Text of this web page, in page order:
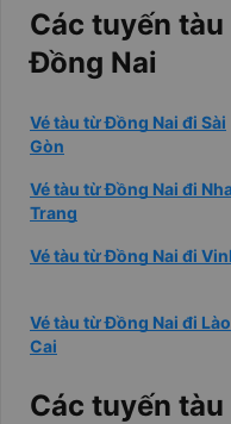
Các tuyến
Đồng Nai
Vé tàu từ Đồng Nai đi Sài
Gòn
Vé tàu từ Đồng Nai đi
Trang
Vé tàu từ Đồng Nai đi
Vé tàu từ Đồng Nai đi Lào
Cai
Các tuyến